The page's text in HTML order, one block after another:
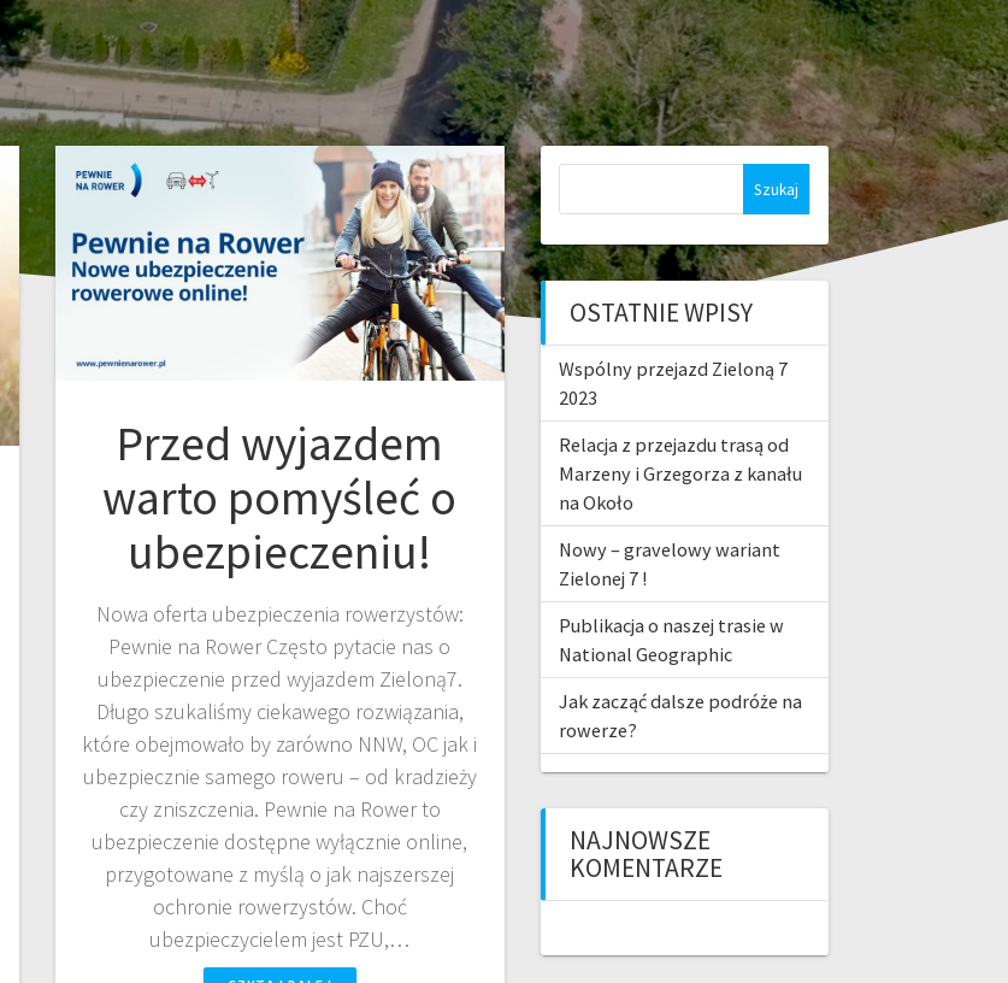
Przed wyjazdem
warto pomyśleć o
ubezpieczeniu!
Nowa oferta ubezpieczenia rowerzystów:
Pewnie na Rower Często pytacie nas o
ubezpieczenie przed wyjazdem Zieloną7.
Długo szukaliśmy ciekawego rozwiązania,
które obejmowało by zarówno NNW, OC jak i
ubezpiecznie samego roweru – od kradzieży
czy zniszczenia. Pewnie na Rower to
ubezpieczenie dostępne wyłącznie online,
przygotowane z myślą o jak najszerszej
ochronie rowerzystów. Choć
ubezpieczycielem jest PZU,…
OSTATNIE WPISY
Wspólny przejazd Zieloną 7
2023
Relacja z przejazdu trasą od
Marzeny i Grzegorza z kanału
na Około
Nowy – gravelowy wariant
Zielonej 7 !
Publikacja o naszej trasie w
National Geographic
Jak zacząć dalsze podróże na
rowerze?
NAJNOWSZE
KOMENTARZE